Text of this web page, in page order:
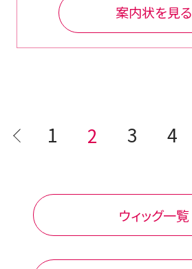
案内状を見る
1 2 3 4
ウィッグ一覧